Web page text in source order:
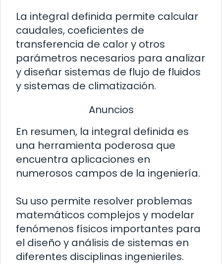
La integral definida permite calcular
caudales, coeficientes de
transferencia de calor y otros
parámetros necesarios para analizar
y diseñar sistemas de flujo de fluidos
y sistemas de climatización.
Anuncios
En resumen, la integral definida es
una herramienta poderosa que
encuentra aplicaciones en
numerosos campos de la ingeniería.
Su uso permite resolver problemas
matemáticos complejos y modelar
fenómenos físicos importantes para
el diseño y análisis de sistemas en
diferentes disciplinas ingenieriles.